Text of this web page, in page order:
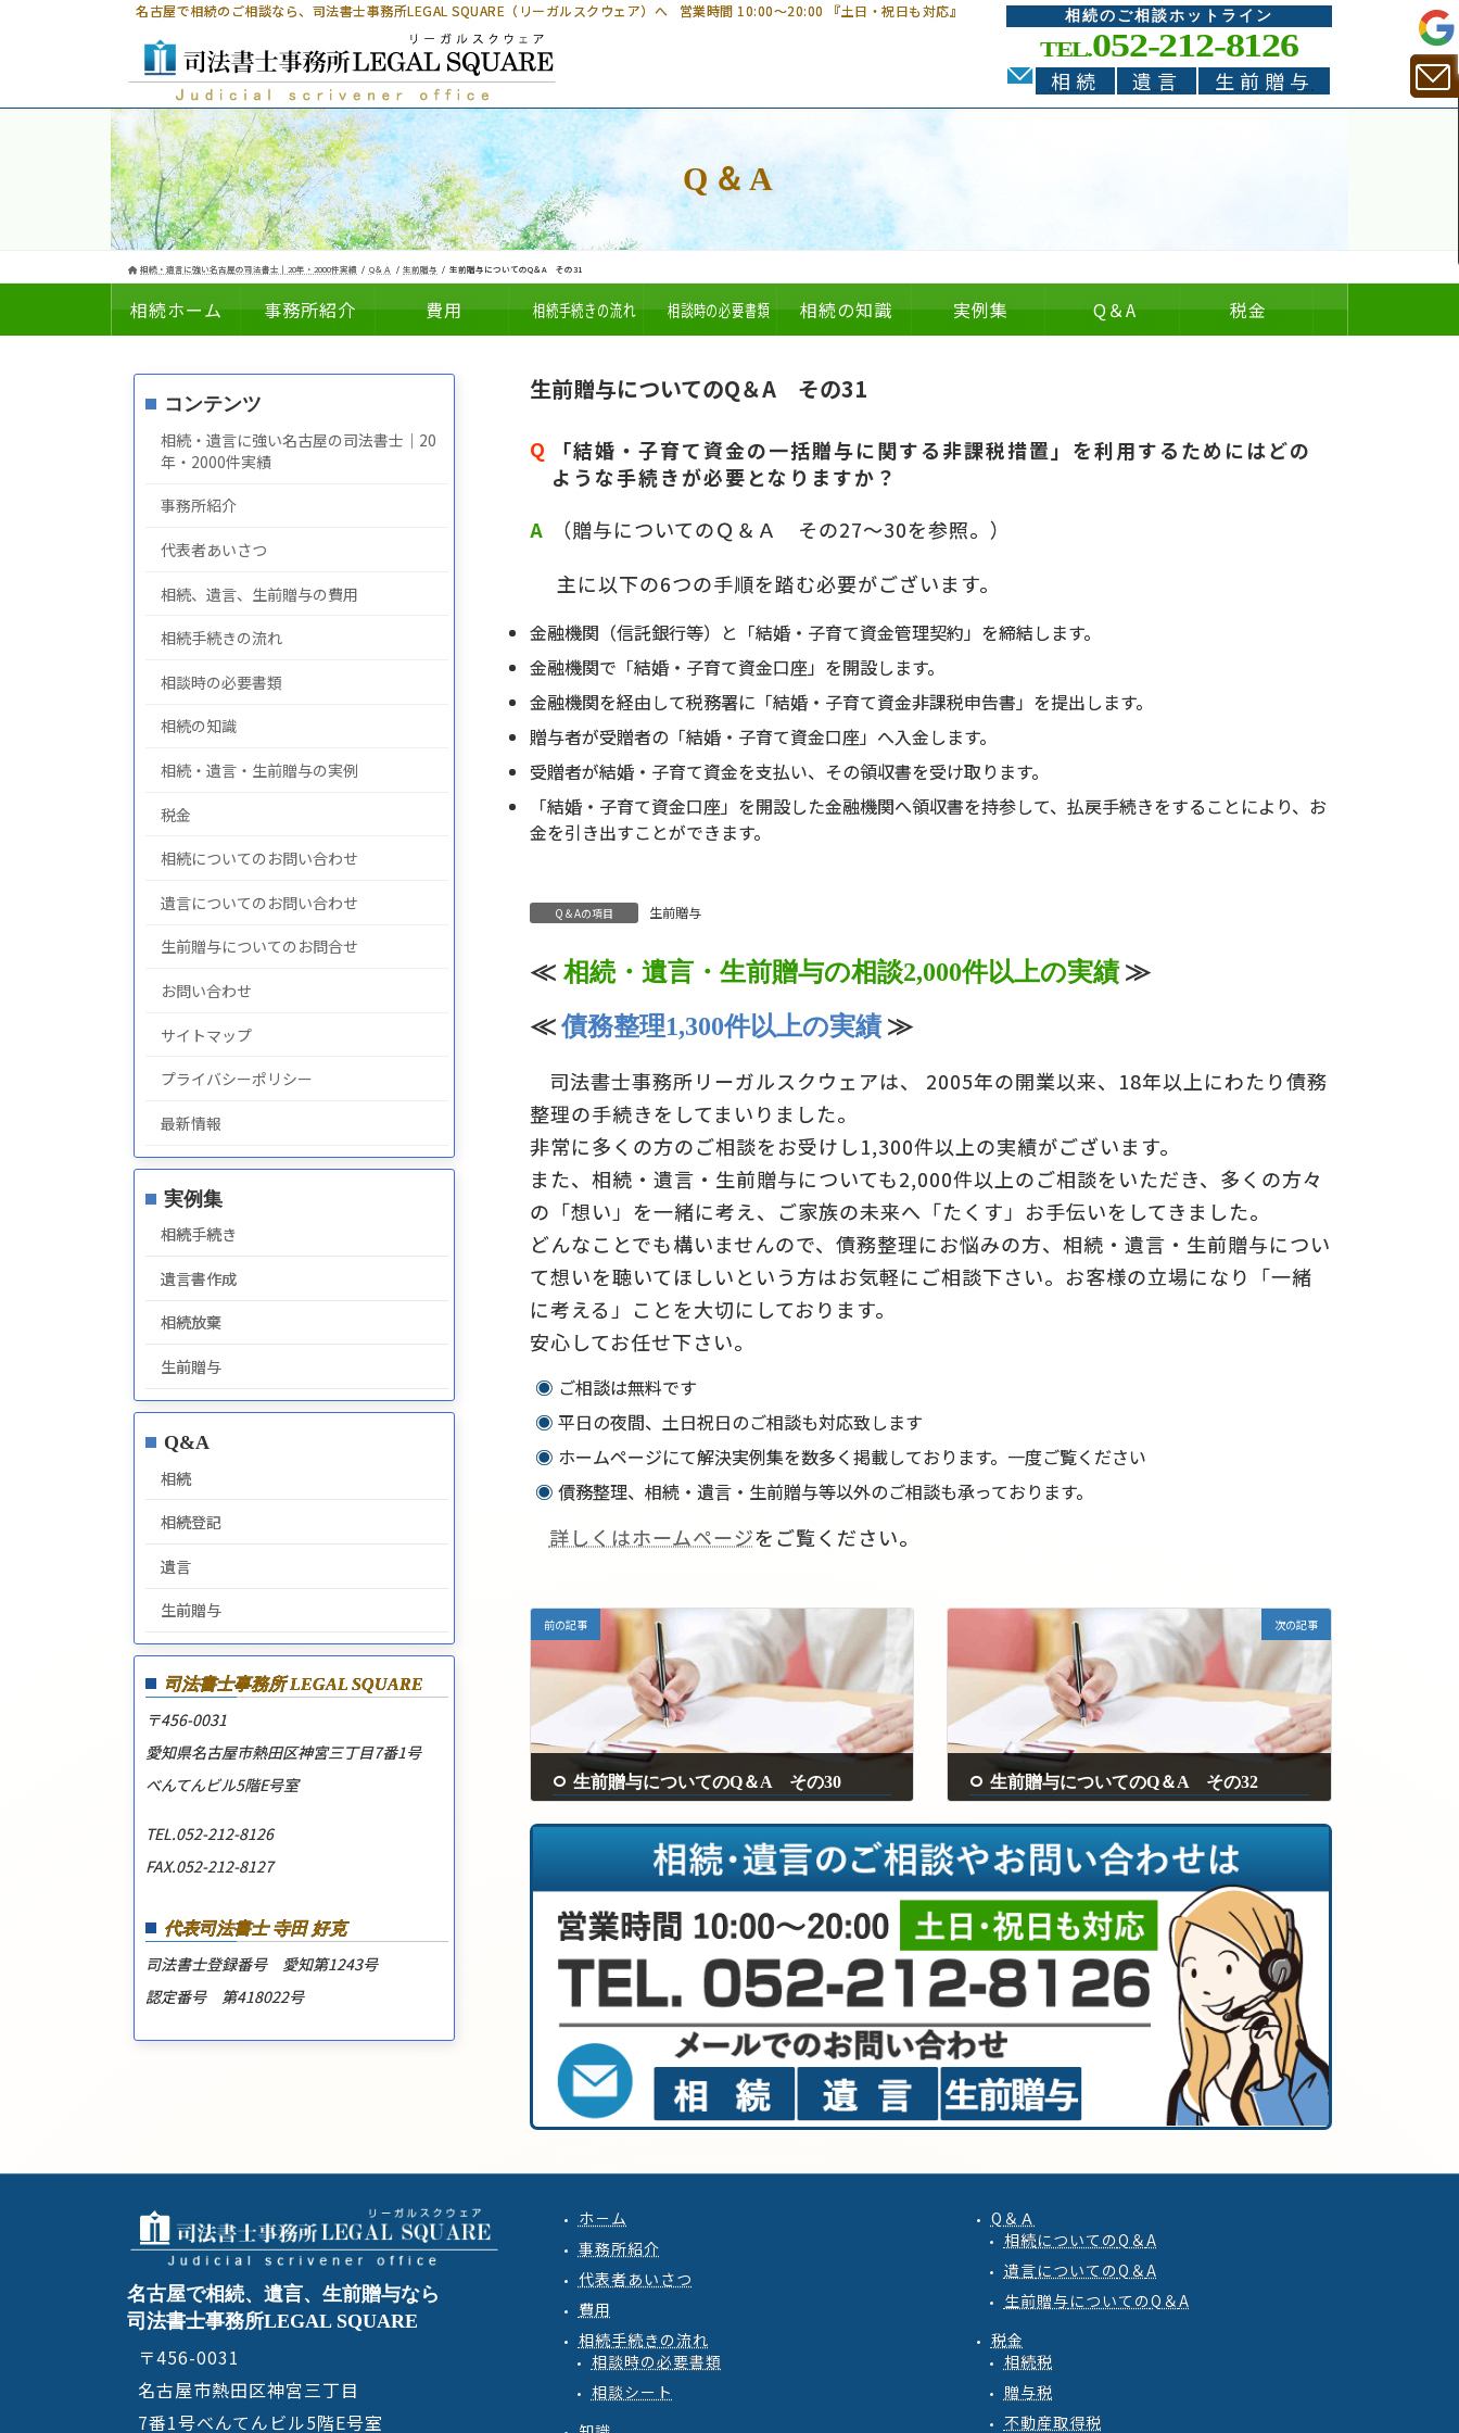
名古屋で相続のご相談なら、 司法書士事務所LEGAL SQUARE（リーガルスクウェア）へ営業時間 10:00～20:00 『土日・祝日も対応』 相続のご相談ホットライン
TEL.052-212-8126
相続 遺言 生前贈与
Q＆A
相続・遺言に強い名古屋の司法書士｜20年・2000件実績 Q＆Ａ 生前贈与 生前贈与についてのQ＆A その31
相続ホーム 事務所紹介 費用 相続手続きの流れ 相談時の必要書類 相続の知識 実例集 Q＆A 税金
生前贈与についてのQ＆A その31
「結婚・子育て資金の一括贈与に関する非課税措置」を利用するためにはどの
ような手続きが必要となりますか？
（贈与についてのＱ＆Ａ その27～30を参照。）
主に以下の6つの手順を踏む必要がございます。
金融機関（信託銀行等）と「結婚・子育て資金管理契約」を締結します。
金融機関で「結婚・子育て資金口座」を開設します。
金融機関を経由して税務署に「結婚・子育て資金非課税申告書」を提出します。
贈与者が受贈者の「結婚・子育て資金口座」へ入金します。
受贈者が結婚・子育て資金を支払い、その領収書を受け取ります。
「結婚・子育て資金口座」を開設した金融機関へ領収書を持参して、払戻手続きをすることにより、お
金を引き出すことができます。
Q＆Aの項目 生前贈与
≪ 相続・遺言・生前贈与の相談2,000件以上の実績 ≫
≪債務整理1,300件以上の実績 ≫
司法書士事務所リーガルスクウェアは、 2005年の開業以来、18年以上にわたり債務
整理の手続きをしてまいりました。
非常に多くの方のご相談をお受けし1,300件以上の実績がございます。
また、相続・遺言・生前贈与についても2,000件以上のご相談をいただき、多くの方々
の「想い」を一緒に考え、ご家族の未来へ「たくす」お手伝いをしてきました。
どんなことでも構いませんので、債務整理にお悩みの方、相続・遺言・生前贈与につい
て想いを聴いてほしいという方はお気軽にご相談下さい。お客様の立場になり「一緒
に考える」ことを大切にしております。
安心してお任せ下さい。
ご相談は無料です
平日の夜間、土日祝日のご相談も対応致します
ホームページにて解決実例集を数多く掲載しております。一度ご覧ください
債務整理、相続・遺言・生前贈与等以外のご相談も承っております。
詳しくはホームページをご覧ください。
前の記事
生前贈与についてのQ＆A その30
2025年1月17日
次の記事
生前贈与についてのQ＆A その32
2025年1月22日
コンテンツ
相続・遺言に強い名古屋の司法書士｜20
年・2000件実績
事務所紹介
代表者あいさつ
相続、遺言、生前贈与の費用
相続手続きの流れ
相談時の必要書類
相続の知識
相続・遺言・生前贈与の実例
税金
相続についてのお問い合わせ
遺言についてのお問い合わせ
生前贈与についてのお問合せ
お問い合わせ
サイトマップ
プライバシーポリシー
最新情報
実例集
相続手続き
遺言書作成
相続放棄
生前贈与
Q&A
相続
相続登記
遺言
生前贈与
司法書士事務所LEGAL SQUARE
〒456-0031
愛知県名古屋市熱田区神宮三丁目7番1号
べんてんビル5階E号室
TEL.052-212-8126
FAX.052-212-8127
代表司法書士 寺田 好克
司法書士登録番号 愛知第1243号
認定番号 第418022号
名古屋で相続、遺言、生前贈与なら
司法書士事務所LEGAL SQUARE
〒456-0031
名古屋市熱田区神宮三丁目
7番1号べんてんビル5階E号室
ホ－ム
事務所紹介
代表者あいさつ
費用
相続手続きの流れ
相談時の必要書類
相談シート
Q＆Ａ
相続についてのQ ＆A
遺言についてのQ ＆A
生前贈与についてのQ ＆A
税金
相続税
贈与税
不動産取得税